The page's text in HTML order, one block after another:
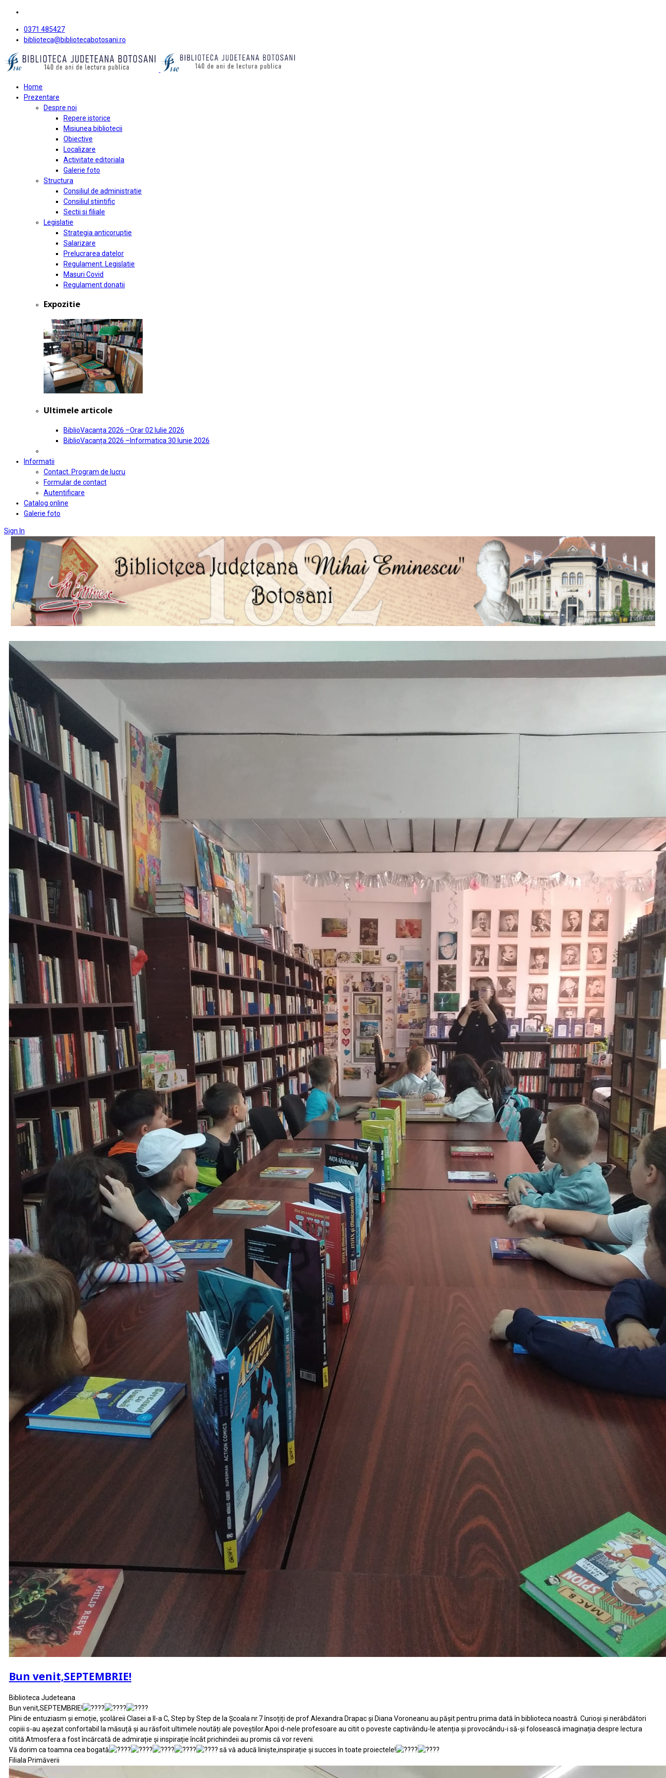
0371 485427
biblioteca@bibliotecabotosani.ro
Home
Prezentare
Despre noi
Repere istorice
Misiunea bibliotecii
Obiective
Localizare
Activitate editoriala
Galerie foto
Structura
Consiliul de administratie
Consiliul stiintific
Sectii si filiale
Legislatie
Strategia anticoruptie
Salarizare
Prelucrarea datelor
Regulament. Legislatie
Masuri Covid
Regulament donatii
Expozitie
Ultimele articole
BiblioVacanța 2026 –Orar02 Iulie 2026
BiblioVacanța 2026 –Informatica 30 Iunie 2026
Informatii
Contact. Program de lucru
Formular de contact
Autentificare
Catalog online
Galerie foto
Sign In
Bun venit,SEPTEMBRIE!
Biblioteca Judeteana
Bun venit,SEPTEMBRIE!
Plini de entuziasm şi emoție, şcolăreii Clasei a II-a C, Step by Step de la Şcoala nr.7 însoțiți de prof.Alexandra Drapac şi Diana Voroneanu au pășit pentru prima dată în biblioteca noastră. Curioşi şi nerăbdători
copiii s-au aşezat confortabil la măsuță şi au răsfoit ultimele noutăți ale poveştilor.Apoi d-nele profesoare au citit o poveste captivându-le atenția şi provocându-i să-şi folosească imaginația despre lectura
citită.Atmosfera a fost încărcată de admirație şi inspirație încât prichindeii au promis că vor reveni.
Vă dorim ca toamna cea bogată
să vă aducă linişte,inspirație şi succes în toate proiectele!
Filiala Primăverii